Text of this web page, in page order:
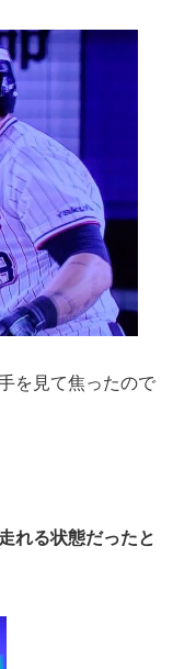
を見て焦ったので
走れる状態だったと